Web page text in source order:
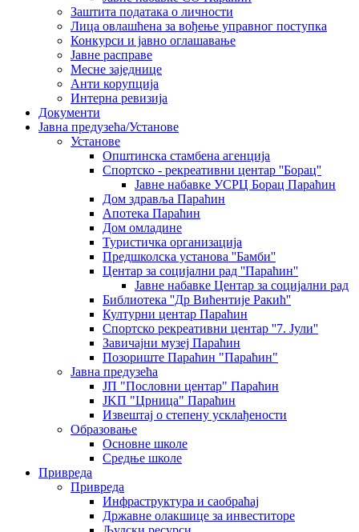
Заштита података о личности
Лица овлашћена за вођење управног поступка
Конкурси и јавно оглашавање
Јавне расправе
Месне заједнице
Анти корупција
Интерна ревизија
Документи
Јавна предузећа/Установе
Установе
Општинскa стамбенa агенцијa
Спортско - рекреативни центар ''Борац''
Јавне набавке УСРЦ Борац Параћин
Дом здравља Параћин
Апотека Параћин
Дом омладине
Туристичка организација
Предшколска установа ''Бамби''
Центар за социјални рад ''Параћин''
Јавне набавке Центар за социјални рад
Библиотека ''Др Вићентије Ракић''
Културни центар Параћин
Спортско рекреативни центар ''7. Јули''
Завичајни музеј Параћин
Позориште Параћин "Параћин"
Јавна предузећа
ЈП "Пословни центар" Параћин
ЈKП "Црница" Параћин
Извештај о степену усклађености
Образовање
Основне школе
Средње школе
Привреда
Привреда
Инфраструктура и саобраћај
Државне олакшице за инвеститоре